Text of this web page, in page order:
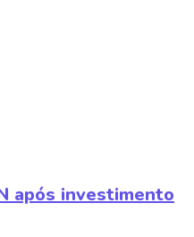
após investimento